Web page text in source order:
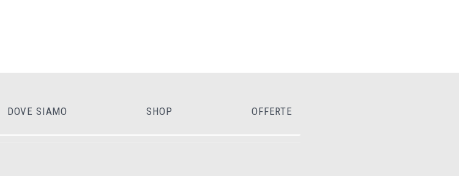
DOVE SIAMO SHOP OFFERTE